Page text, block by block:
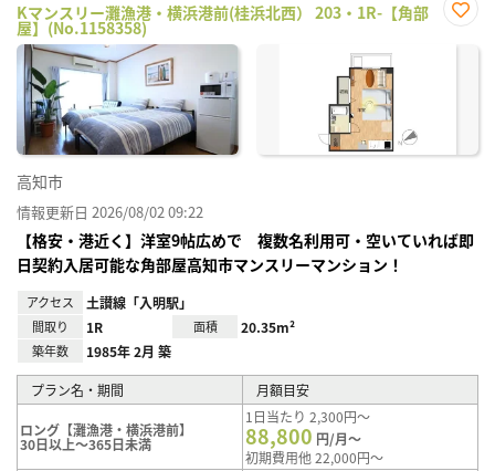
Kマンスリー灘漁港・横浜港前(桂浜北西） 203・1R-【角部
屋】(No.1158358)
に入
高知市
情報更新日 2026/08/02 09:22
【格安・港近く】洋室9帖広めで 複数名利用可・空いていれば即
日契約入居可能な角部屋高知市マンスリーマンション！
アクセス 土讃線「入明駅」
間取り 1R 面積 20.35m²
築年数 1985年 2月 築
プラン名・期間 月額目安
ロング【灘漁港・横浜港前】
30日以上～365日未満
1日当たり 2,300円～
88,800 円/月～
初期費用他 22,000円～